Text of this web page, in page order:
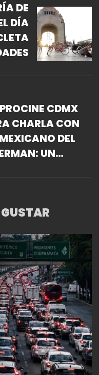
DE
DÍA
CDMX
CHARLA CON
DEL
UN